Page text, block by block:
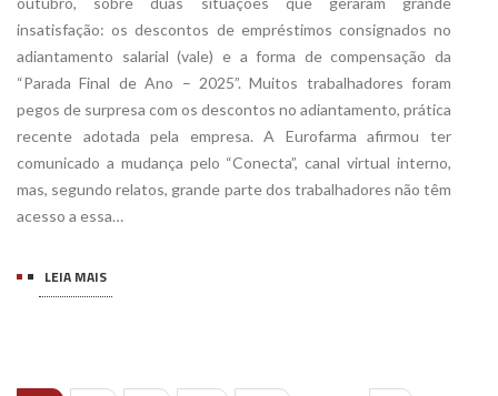
insatisfação: os descontos de empréstimos consignados no
adiantamento salarial (vale) e a forma de compensação da
“Parada Final de Ano – 2025”. Muitos trabalhadores foram
pegos de surpresa com os descontos no adiantamento, prática
recente adotada pela empresa. A Eurofarma afirmou ter
comunicado a mudança pelo “Conecta”, canal virtual interno,
mas, segundo relatos, grande parte dos trabalhadores não têm
acesso a essa…
LEIA MAIS